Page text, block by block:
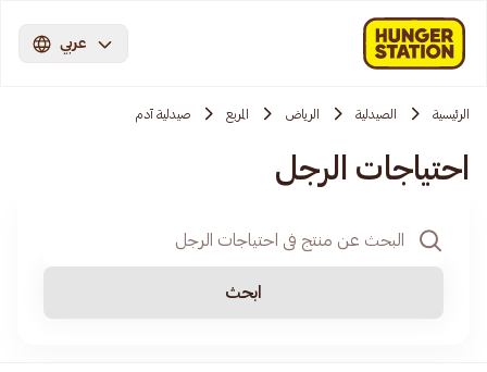
عربي
الرئيسية الصيدلية الرياض المربع صيدلية آدم
احتياجات الرجل
ابحث